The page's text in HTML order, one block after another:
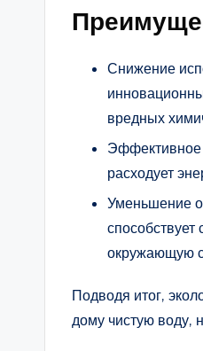
Снижение
вредных
Эффективное
расходует
Уменьшение
окружающую
Подводя итог,
дому чистую воду,